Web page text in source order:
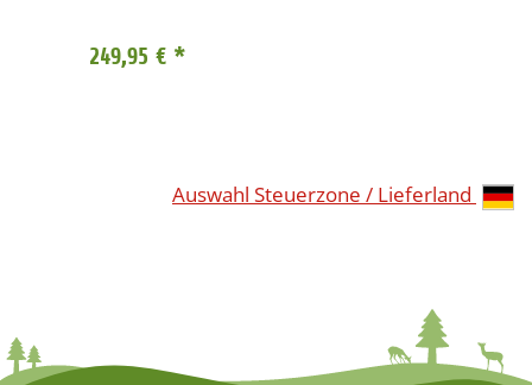
249,95 € *
Auswahl Steuerzone / Lieferland